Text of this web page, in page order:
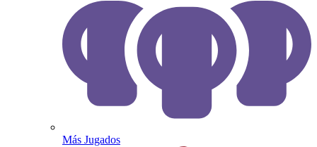
Más Jugados